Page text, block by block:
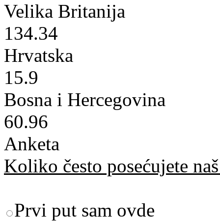
Velika Britanija
134.34
Hrvatska
15.9
Bosna i Hercegovina
60.96
Anketa
Koliko često posećujete
Prvi put sam ovde